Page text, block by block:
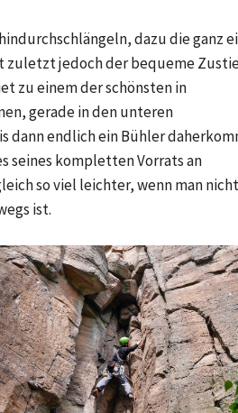
dazu die ganz
zuletzt jedoch der bequeme
zu einem der schönsten in
gerade in den unteren
endlich ein Bühler
seines kompletten Vorrats an
so viel leichter, wenn man nicht
ist.